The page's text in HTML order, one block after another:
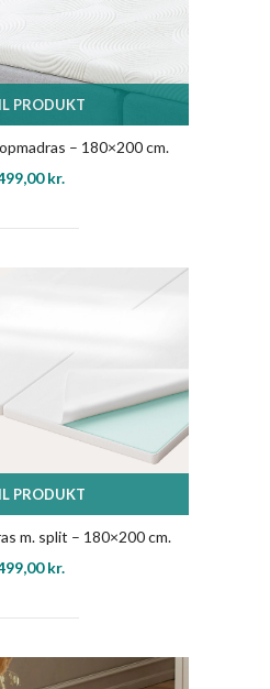
PRODUKT
– 180×200 cm.
kr.
PRODUKT
m. split – 180×200 cm.
kr.